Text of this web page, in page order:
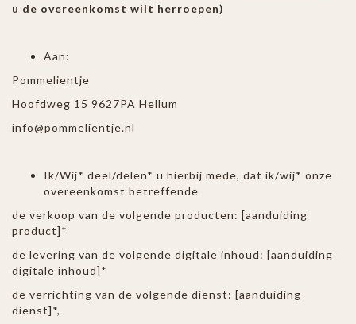
u de overeenkomst wilt herroepen)
Aan:
Pommelientje
Hoofdweg 15 9627PA Hellum
info@pommelientje.nl
Ik/Wij* deel/delen* u hierbij mede, dat ik/wij* onze
overeenkomst betreffende
de verkoop van de volgende producten: [aanduiding
product]*
de levering van de volgende digitale inhoud: [aanduiding
digitale inhoud]*
de verrichting van de volgende dienst: [aanduiding
dienst]*,